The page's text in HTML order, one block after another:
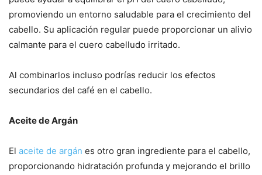
promoviendo un entorno saludable para el crecimiento del
cabello. Su aplicación regular puede proporcionar un alivio
calmante para el cuero cabelludo irritado.
Al combinarlos incluso podrías reducir los efectos
secundarios del café en el cabello.
Aceite de Argán
El aceite de argán es otro gran ingrediente para el cabello,
proporcionando hidratación profunda y mejorando el brillo